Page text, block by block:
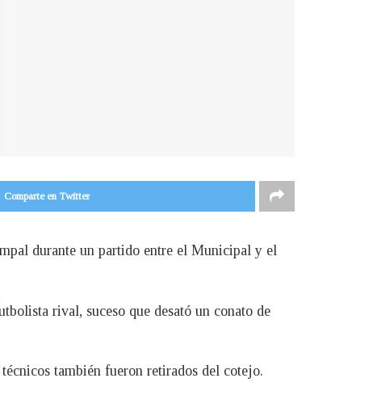
Comparte en Twitter
durante un partido entre el Municipal y el
rival, suceso que desató un conato de
también fueron retirados del cotejo.